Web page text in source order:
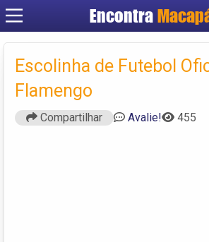
Encontra
Cadastrar
Fazer login
Criar conta
Escolinha de Futebol
Flamengo
Compartilhar Avalie! 455